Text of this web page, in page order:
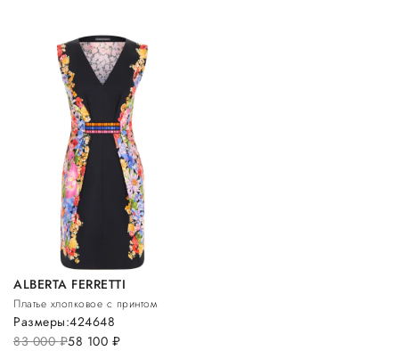
ALBERTA FERRETTI
Платье хлопковое с принтом
83 000руб.58 100 руб.
Размеры:424648